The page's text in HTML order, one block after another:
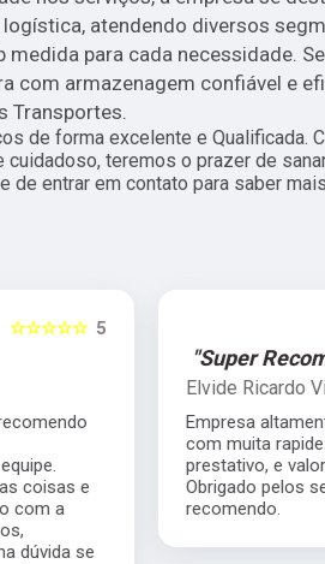
atendendo diversos
para cada necessidade.
com armazenagem confiável e
Transportes.
de forma excelente e Qualificada.
teremos o prazer de
de entrar em contato para saber
5
e
se
"Super
Elvide Ricardo Vitorino
Empresa altamente
com muita rapidez,
prestativo, e valor que
Obrigado pelos
recomendo.